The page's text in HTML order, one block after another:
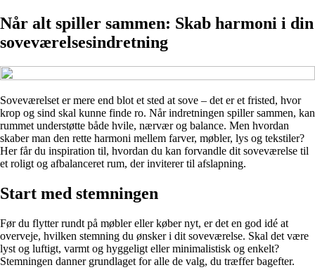
Når alt spiller sammen: Skab harmoni i din
soveværelsesindretning
Soveværelset er mere end blot et sted at sove – det er et fristed, hvor
krop og sind skal kunne finde ro. Når indretningen spiller sammen, kan
rummet understøtte både hvile, nærvær og balance. Men hvordan
skaber man den rette harmoni mellem farver, møbler, lys og tekstiler?
Her får du inspiration til, hvordan du kan forvandle dit soveværelse til
et roligt og afbalanceret rum, der inviterer til afslapning.
Start med stemningen
Før du flytter rundt på møbler eller køber nyt, er det en god idé at
overveje, hvilken stemning du ønsker i dit soveværelse. Skal det være
lyst og luftigt, varmt og hyggeligt eller minimalistisk og enkelt?
Stemningen danner grundlaget for alle de valg, du træffer bagefter.